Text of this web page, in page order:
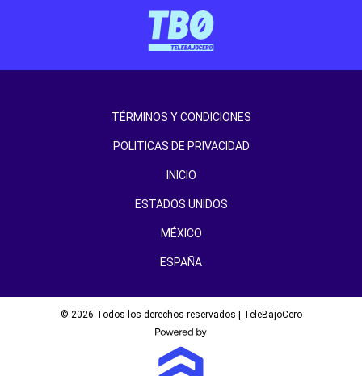
TÉRMINOS Y CONDICIONES
POLITICAS DE PRIVACIDAD
INICIO
ESTADOS UNIDOS
MÉXICO
ESPAÑA
© 2026 Todos los derechos reservados | TeleBajoCero